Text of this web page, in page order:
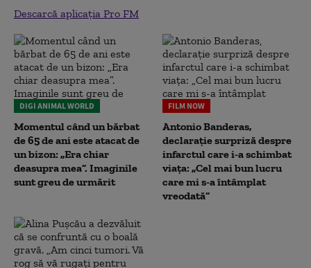
Descarcă aplicația Pro FM
DIGI ANIMAL WORLD
Momentul când un bărbat
de 65 de ani este atacat de
un bizon: „Era chiar
deasupra mea”. Imaginile
sunt greu de urmărit
FILM NOW
Antonio Banderas,
declarație surpriză despre
infarctul care i-a schimbat
viața: „Cel mai bun lucru
care mi s-a întâmplat
vreodată”